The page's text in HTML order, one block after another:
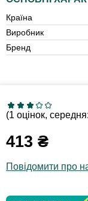
Країна
Виробник
Бренд
(1 оцінок,
413 ₴
Повідомити про